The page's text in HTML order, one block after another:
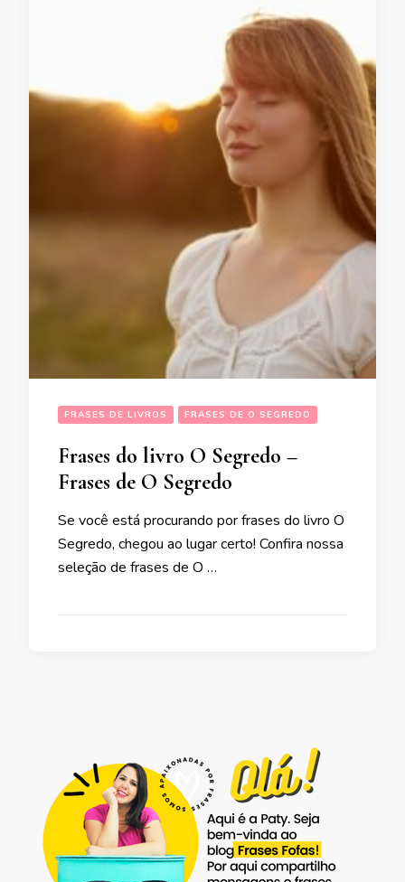
FRASES DE LIVROS FRASES DE O SEGREDO
Frases do livro O Segredo –
Frases de O Segredo
Se você está procurando por frases do livro O
Segredo, chegou ao lugar certo! Confira nossa
seleção de frases de O …